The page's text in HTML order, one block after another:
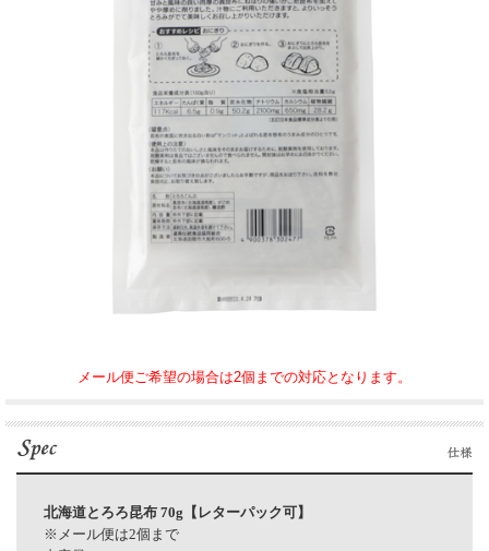
メール便ご希望の場合は2個までの対応となります。
北海道とろろ昆布 70g【レターパック可】
※メール便は2個まで